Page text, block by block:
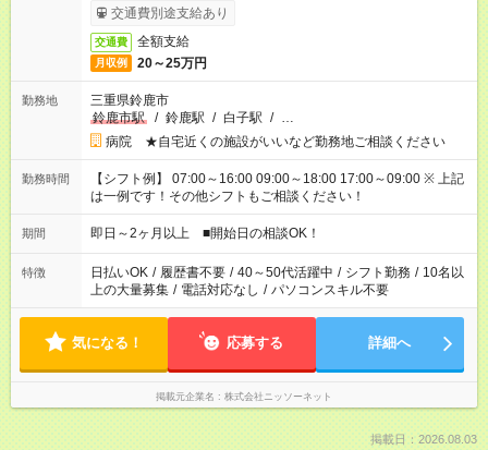
交通費別途支給あり
交通費 全額支給
月収例 20～25万円
勤務地
三重県鈴鹿市
鈴鹿市駅
/ 鈴鹿駅 / 白子駅 / …
病院 ★自宅近くの施設がいいなど勤務地ご相談ください
勤務時間
【シフト例】 07:00～16:00 09:00～18:00 17:00～09:00 ※ 上記
は一例です！その他シフトもご相談ください！
期間 即日～2ヶ月以上 ■開始日の相談OK！
特徴 日払いOK / 履歴書不要 / 40～50代活躍中 / シフト勤務 / 10名以
上の大量募集 / 電話対応なし / パソコンスキル不要
気になる！ 応募する 詳細へ
掲載元企業名 株式会社ニッソーネット
掲載日：2026.08.03